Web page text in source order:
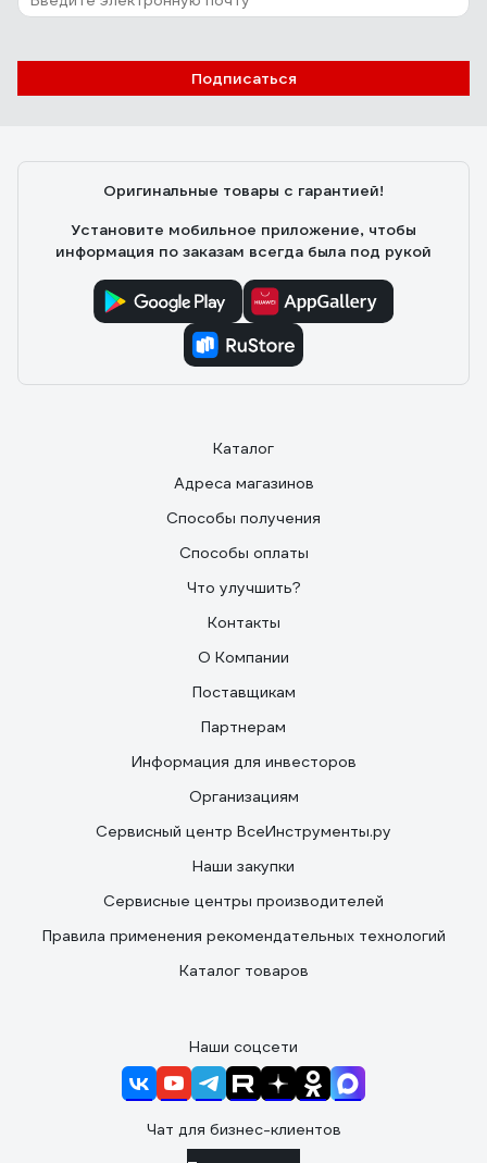
Отзыв об удлинителе Гарнизон EL-NB-G3-
татьяна гуреева 08.12.2020
Подписаться
Оригинальные товары с гарантией!
Установите мобильное приложение, чтобы
информация по заказам всегда была под рукой
Каталог
Адреса магазинов
Способы получения
Способы оплаты
Что улучшить?
Контакты
О Компании
Поставщикам
Партнерам
Информация для инвесторов
Организациям
Сервисный центр ВсеИнструменты.ру
Наши закупки
Сервисные центры производителей
Правила применения рекомендательных технологий
Каталог товаров
Наши соцсети
Чат для бизнес-клиентов